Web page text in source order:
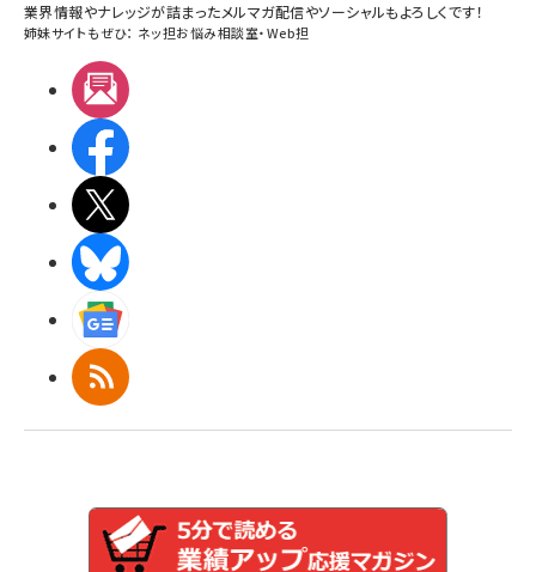
業界情報やナレッジが詰まったメルマガ配信やソーシャルもよろしくです！
姉妹サイトもぜひ： ネッ担お悩み相談室・Web担
RSS